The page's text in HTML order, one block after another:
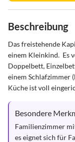
Beschreibung
Das freistehende
einem Kleinkind.  Es
Doppelbett,
einem Schlafzimmer
Küche ist voll
Besondere
Familienzimmer
es eignet sich für